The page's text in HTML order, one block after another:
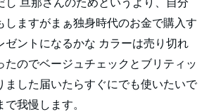
し 旦那さんのためというより、自分
しますがまぁ独身時代のお金で購入す
ゼントになるかな カラーは売り切れ
たのでベージュチェックとブリティッ
ました届いたらすぐにでも使いたいで
で我慢します。